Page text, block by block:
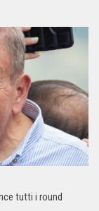
tutti i round